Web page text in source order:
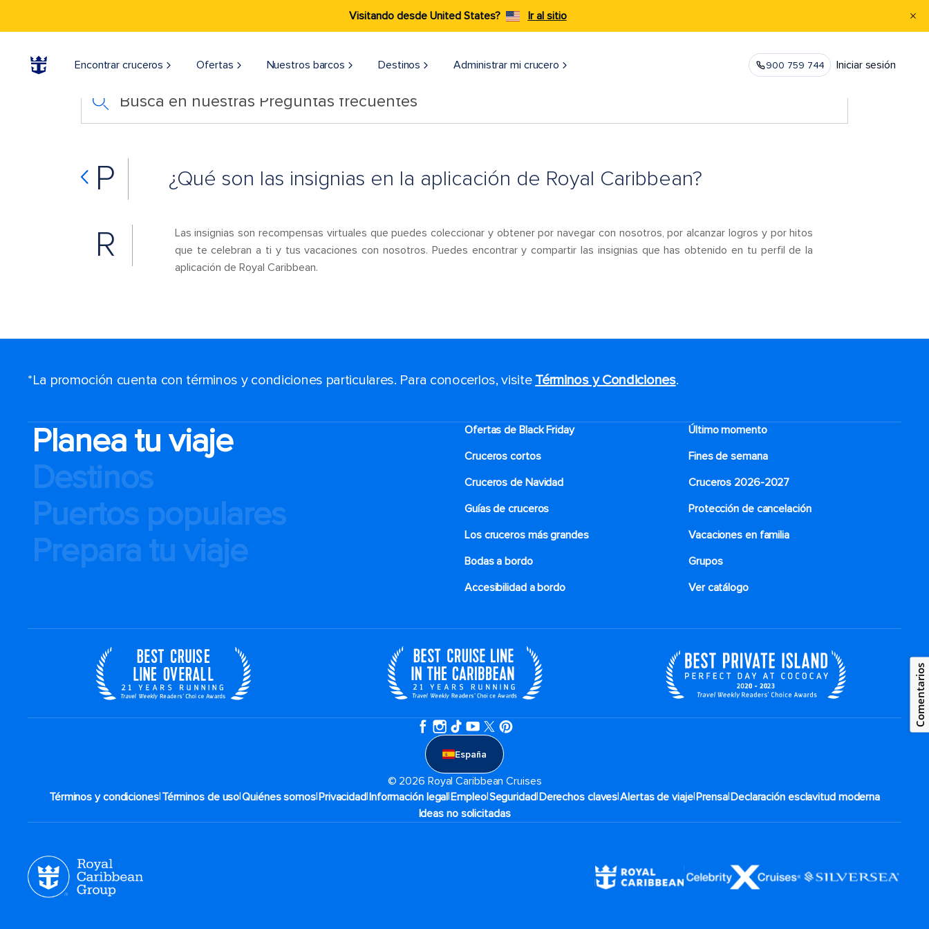
Visitando desde United States? Ir al sitio
Encontrar cruceros Ofertas Nuestros barcos Destinos Administrar mi crucero 900 759 744 Iniciar sesión
Busca en nuestras Preguntas frecuentes
P ¿Qué son las insignias en la aplicación de Royal Caribbean?
R
Las insignias son recompensas virtuales que puedes coleccionar y obtener por navegar con nosotros, por alcanzar logros y por hitos
que te celebran a ti y tus vacaciones con nosotros. Puedes encontrar y compartir las insignias que has obtenido en tu perfil de la
aplicación de Royal Caribbean.
*La promoción cuenta con términos y condiciones particulares. Para conocerlos, visite Términos y Condiciones.
Planea tu viaje
Destinos
Puertos populares
Prepara tu viaje
Ofertas de Black Friday
Último momento
Cruceros cortos
Fines de semana
Cruceros de Navidad
Cruceros 2026-2027
Guías de cruceros
Protección de cancelación
Los cruceros más grandes
Vacaciones en familia
Bodas a bordo
Grupos
Accesibilidad a bordo
Ver catálogo
España
© 2026 Royal Caribbean Cruises
Términos y condiciones|Términos de uso|Quiénes somos|Privacidad|Información legal|Empleo|Seguridad|Derechos claves|Alertas de viaje|Prensa|Declaración esclavitud moderna
Ideas no solicitadas
Comentarios